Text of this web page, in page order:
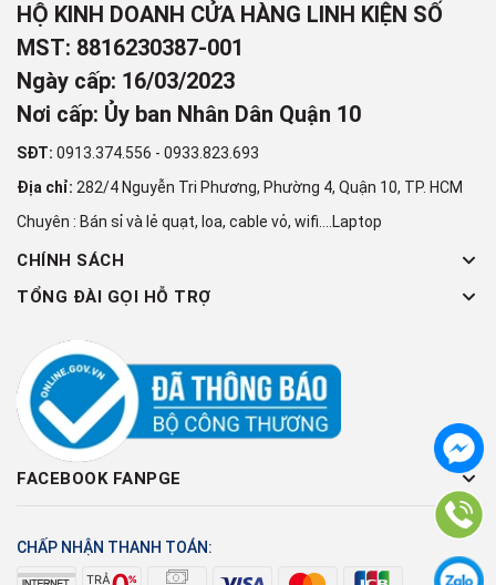
HỘ KINH DOANH CỬA HÀNG LINH KIỆN SỐ
MST: 8816230387-001
Ngày cấp: 16/03/2023
Nơi cấp: Ủy ban Nhân Dân Quận 10
SĐT: 0913.374.556 - 0933.823.693
Địa chỉ: 282/4 Nguyễn Tri Phương, Phường 4, Quận 10, TP. HCM
Chuyên : Bán sỉ và lẻ quạt, loa, cable vỏ, wifi....Laptop
CHÍNH SÁCH
TỔNG ĐÀI GỌI HỖ TRỢ
FACEBOOK FANPGE
CHẤP NHẬN THANH TOÁN: